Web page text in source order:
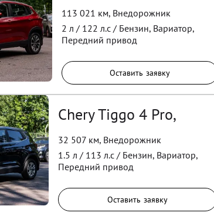
113 021 км, Внедорожник
2 л / 122 л.с / Бензин, Вариатор,
Передний привод
Оставить заявку
Chery Tiggo 4 Pro,
32 507 км, Внедорожник
1.5 л / 113 л.с / Бензин, Вариатор,
Передний привод
Оставить заявку